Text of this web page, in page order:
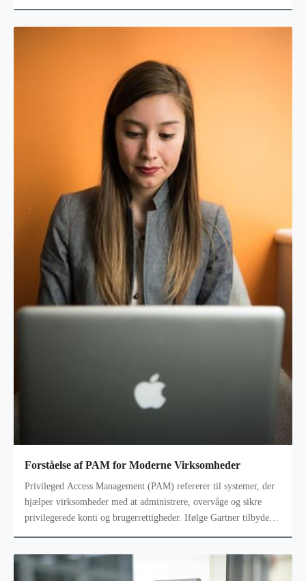
Forståelse af PAM for Moderne Virksomheder
Privileged Access Management (PAM) refererer til systemer, der
hjælper virksomheder med at administrere, overvåge og sikre
privilegerede konti og brugerrettigheder. Ifølge Gartner tilbyder